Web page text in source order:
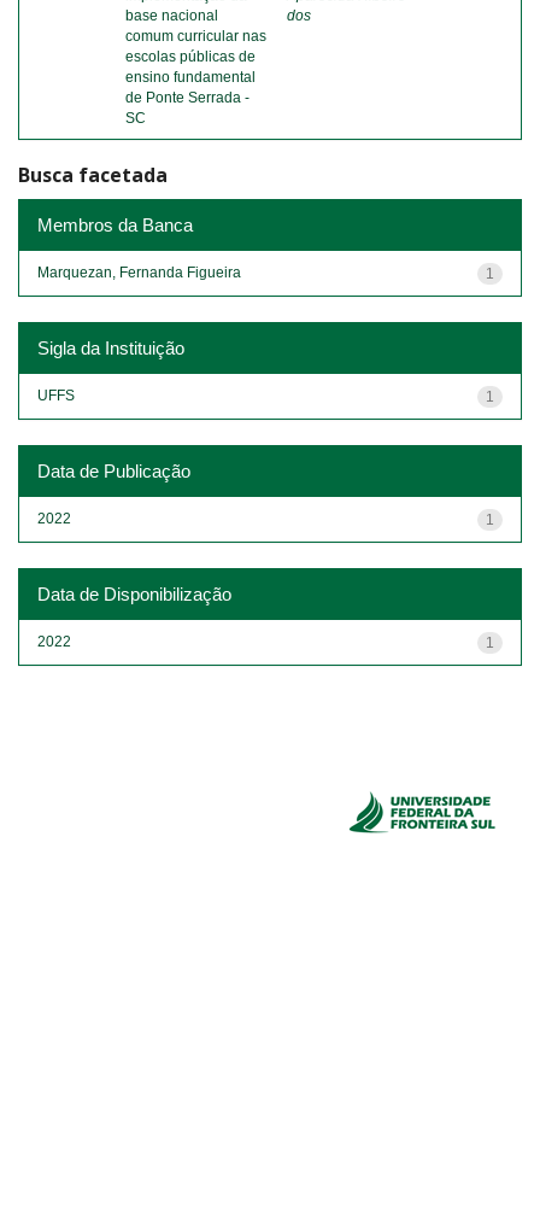
base nacional
comum curricular nas
escolas públicas de
ensino fundamental
de Ponte Serrada -
SC
dos
Busca facetada
Membros da Banca
1
Marquezan, Fernanda Figueira
Sigla da Instituição
1
UFFS
Data de Publicação
1
2022
Data de Disponibilização
1
2022